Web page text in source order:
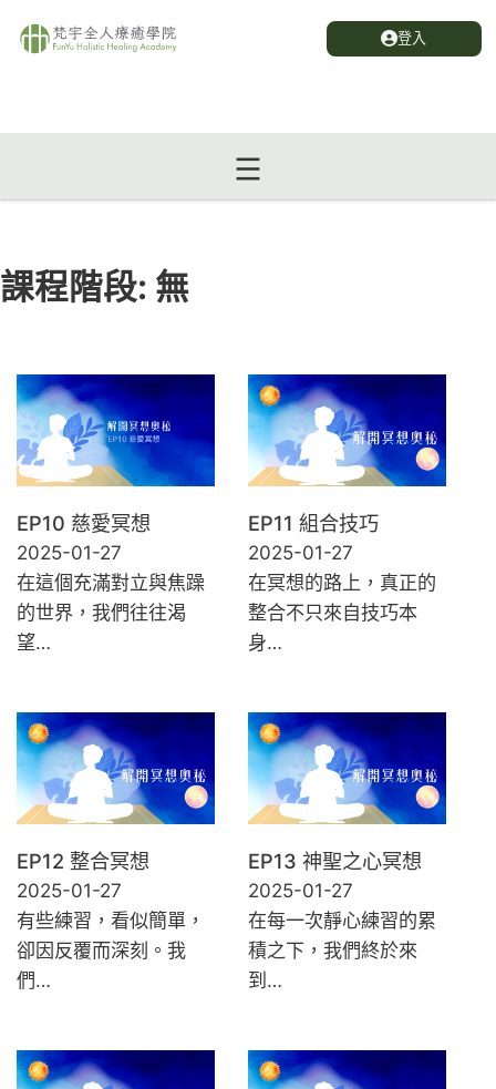
登入
課程階段: 無
EP10 慈愛冥想
2025-01-27
在這個充滿對立與焦躁
的世界，我們往往渴
望…
EP11 組合技巧
2025-01-27
在冥想的路上，真正的
整合不只來自技巧本
身…
EP12 整合冥想
2025-01-27
有些練習，看似簡單，
卻因反覆而深刻。我
們…
EP13 神聖之心冥想
2025-01-27
在每一次靜心練習的累
積之下，我們終於來
到…